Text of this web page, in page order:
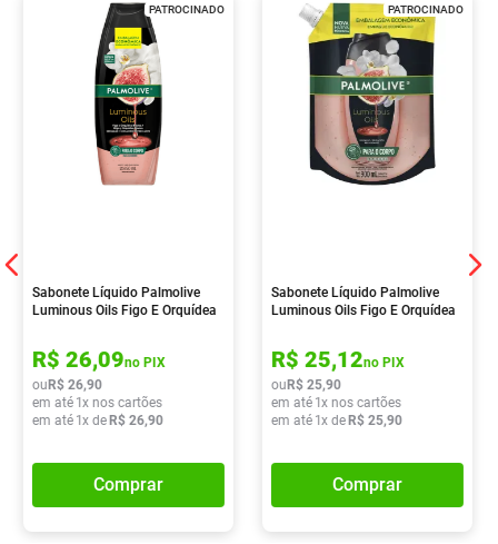
PATROCINADO
Sabonete Líquido Palmolive
Luminous Oils Figo E Orquídea
R$ 26,09no PIX
ou R$ 26,90
em até 1x nos cartões
em até 1x de R$ 26,90
Comprar
PATROCINADO
Sabonete Líquido Palmolive
Luminous Oils Figo E Orquídea
R$ 25,12no PIX
ou R$ 25,90
em até 1x nos cartões
em até 1x de R$ 25,90
Comprar